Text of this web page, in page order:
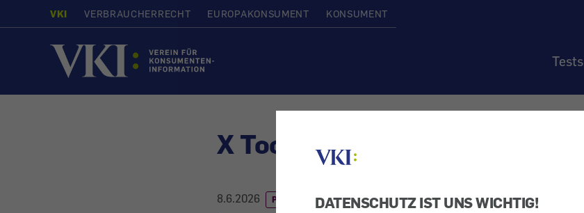
DATENSCHUTZ IST UNS WICHTIG!
VKI VERBRAUCHERRECHT EUROPAKONSUMENT KONSUMENT
Startseite
Tests
X Tool Mini-Akku-Kettensäge
8.6.2026 PRODUKTWARNUNG